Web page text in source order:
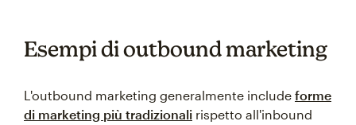
Esempi di outbound marketing
L'outbound marketing generalmente include forme
di marketing più tradizionali rispetto all'inbound